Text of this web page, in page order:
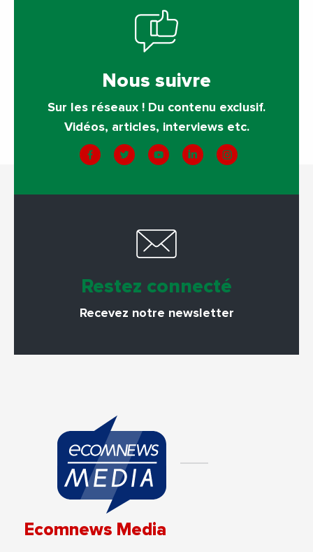
Nous suivre
Sur les réseaux ! Du contenu exclusif.
Vidéos, articles, interviews etc.
Restez connecté
Recevez notre newsletter
Ecomnews Media